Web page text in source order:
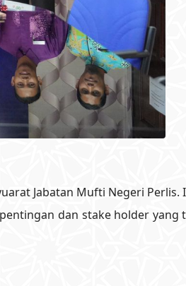
Jabatan Mufti Negeri Perlis.
dan stake holder yang